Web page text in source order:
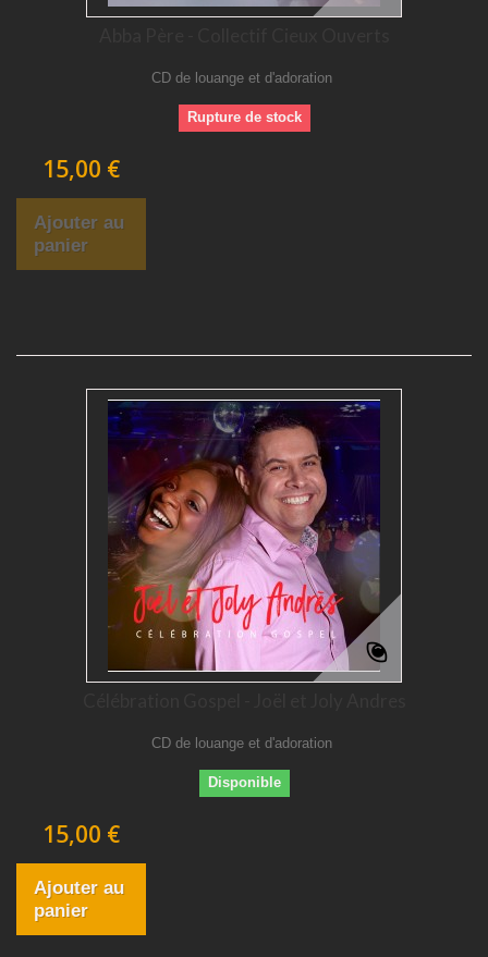
CD de louange et d'adoration
Rupture de stock
15,00 €
Ajouter au
panier
CD de louange et d'adoration
Disponible
15,00 €
Ajouter au
panier